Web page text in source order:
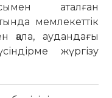
аталған
мемлекеттік
қала, аудандағы
жүргізу